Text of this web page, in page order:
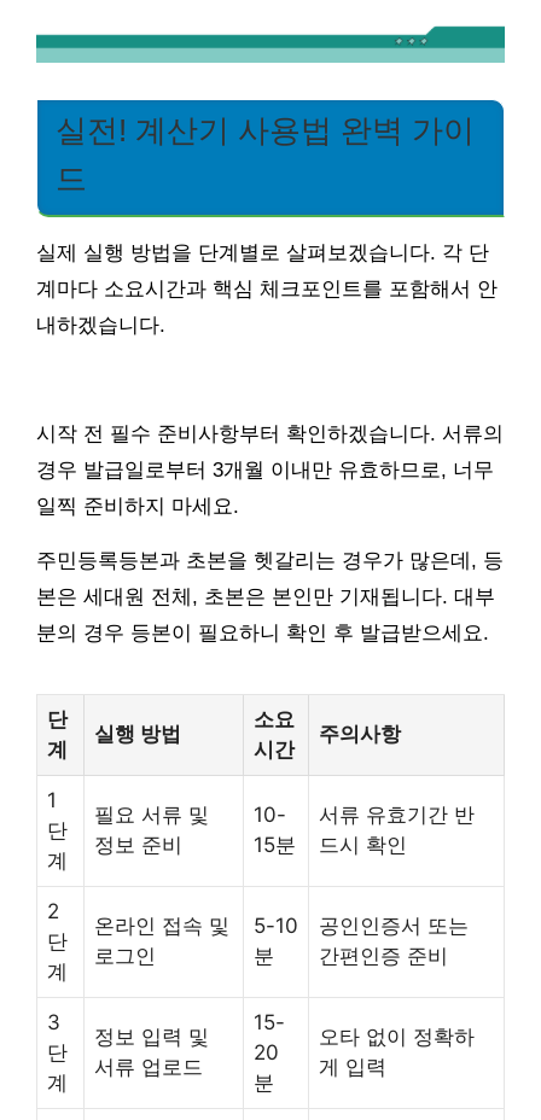
실전! 계산기 사용법 완벽 가이
드
실제 실행 방법을 단계별로 살펴보겠습니다. 각 단
계마다 소요시간과 핵심 체크포인트를 포함해서 안
내하겠습니다.
시작 전 필수 준비사항부터 확인하겠습니다. 서류의
경우 발급일로부터 3개월 이내만 유효하므로, 너무
일찍 준비하지 마세요.
주민등록등본과 초본을 헷갈리는 경우가 많은데, 등
본은 세대원 전체, 초본은 본인만 기재됩니다. 대부
분의 경우 등본이 필요하니 확인 후 발급받으세요.
단
계
실행 방법
소요
시간
주의사항
1
단
계
필요 서류 및
정보 준비
10-
15분
서류 유효기간 반
드시 확인
2
단
계
온라인 접속 및
로그인
5-10
분
공인인증서 또는
간편인증 준비
3
단
계
정보 입력 및
서류 업로드
15-
20
분
오타 없이 정확하
게 입력